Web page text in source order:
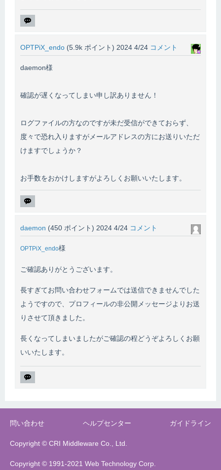
OPTPiX_endo (5.9k ポイント) 2024 4/24 コメント
daemon様
確認が遅くなってしまい申し訳ありません！
ログファイルの方なのですが未だ受信ができておらず、
度々で恐れ入りますがメールアドレスの方にお送りいただ
けますでしょうか？
お手数をおかけしますがよろしくお願いいたします。
daemon (450 ポイント) 2024 4/24 コメント
OPTPiX_endo様
ご確認ありがとうございます。
長すぎてお問い合わせフォームでは送信できませんでした
ようですので、プロフィールの非公開メッセージよりお送
りさせて頂きました。
長くなってしまいましたがご確認の程どうぞよろしくお願
いいたします。
問い合わせ ヘルプセンター ガイドライン
Copyright © CRI Middleware Co., Ltd.
Copyright © 1991-2021 Web Technology Corp.